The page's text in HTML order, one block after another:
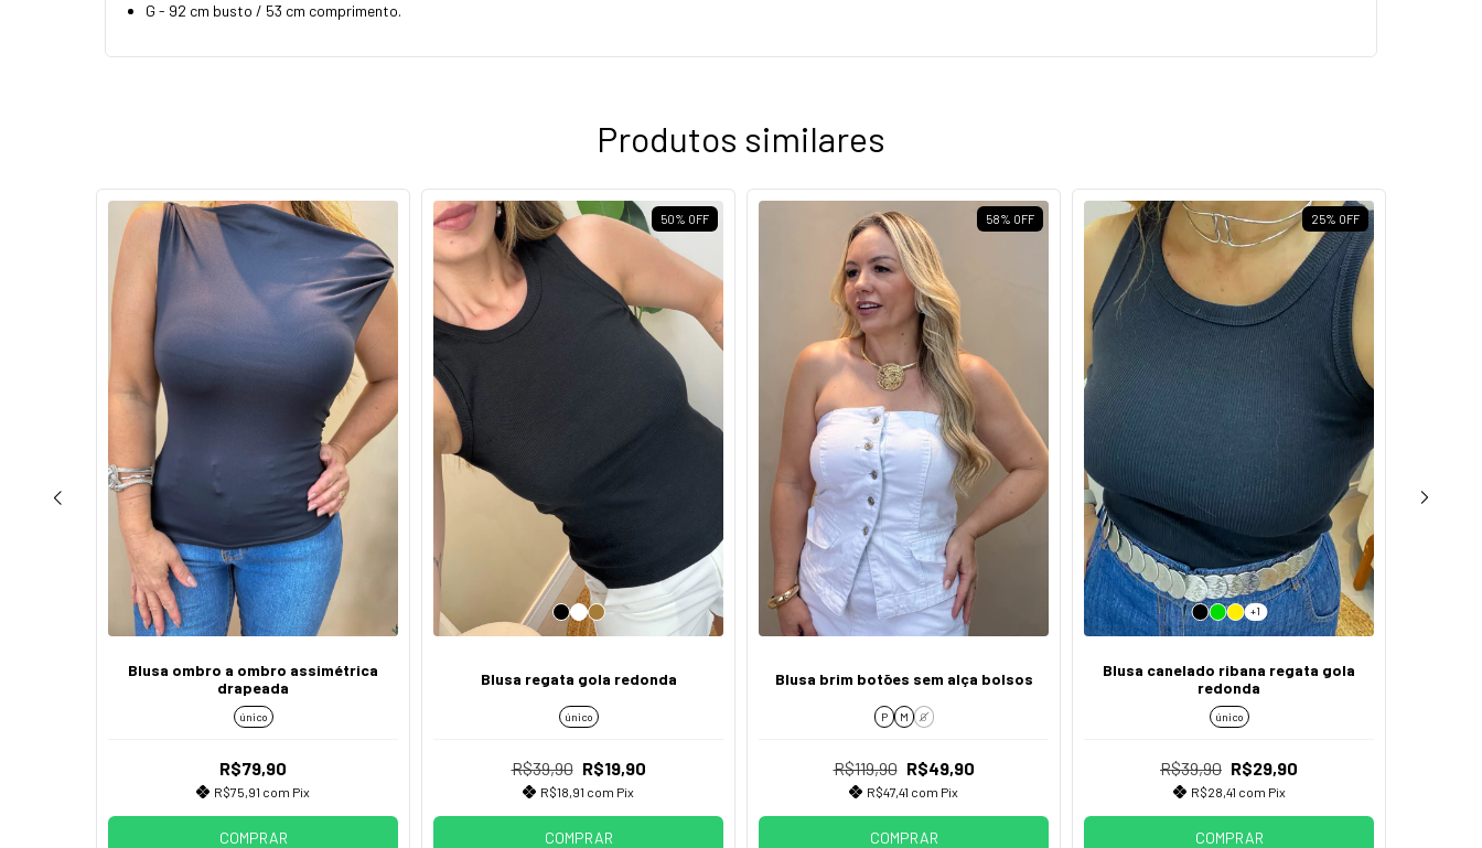
G - 92 cm busto / 53 cm comprimento.
Produtos similares
Blusa ombro a ombro assimétrica
drapeada
único
R$79,90
R$75,91 com Pix
COMPRAR
50% OFF
Blusa regata gola redonda
único
R$39,90 R$19,90
R$18,91 com Pix
COMPRAR
58% OFF
Blusa brim botões sem alça bolsos
P M G
R$119,90 R$49,90
R$47,41 com Pix
COMPRAR
25% OFF
+1
Blusa canelado ribana regata gola
redonda
único
R$39,90 R$29,90
R$28,41 com Pix
COMPRAR